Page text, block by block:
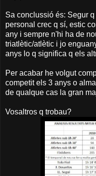
Sa conclussió és: Segur
personal crec q sí, estic
any i sempre n'hi ha de
triatlètic/atlètic i jo
anys lo q significa q els
Per acabar he volgut
competit els 3 anys o
de qualque cas la gran
Vosaltros q trobau?